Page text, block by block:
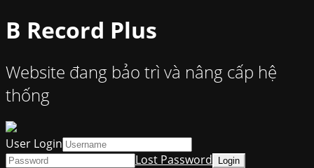
B Record Plus
Website đang bảo trì và nâng cấp hệ
thống
User Login
Lost Password